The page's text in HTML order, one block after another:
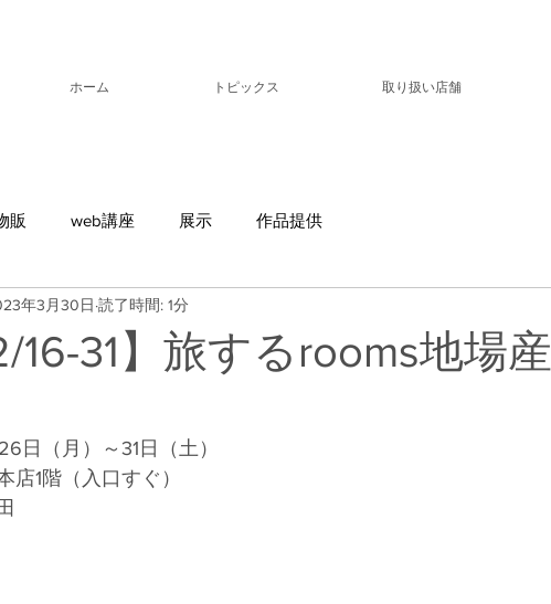
ホーム トピックス 取り扱い店舗
販 web講座 展示 作品提供
16-31】旅するrooms地場産
年3月30日 読了時間: 1分
日（月）～31日（土）
1階（入口すぐ）